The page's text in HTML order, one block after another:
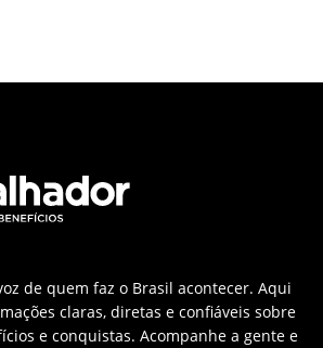
de quem faz o Brasil acontecer. Aqui
claras, diretas e confiáveis sobre
e conquistas. Acompanhe a gente e